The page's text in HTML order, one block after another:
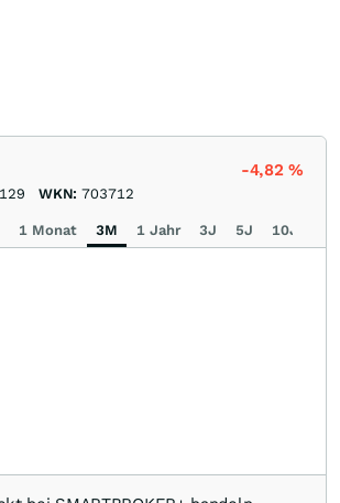
-4,82%
WKN: 703712
1 Monat 3M 1 Jahr 3J 5J 10J